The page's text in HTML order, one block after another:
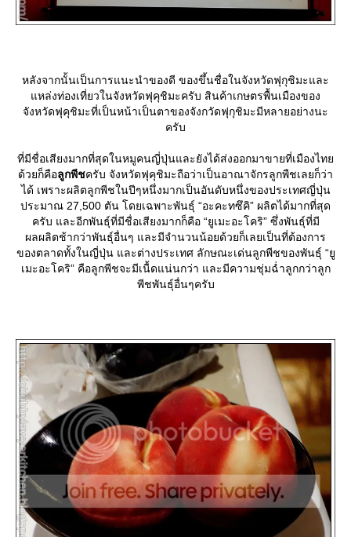
หลังจากนั้นเป็นการแนะนำของดี ของขึ้นชื่อในจังหวัดฟุกุชิมะและ
หล่งท่องเที่ยวในจังหวัดฟุคุชิมะครับ สินค้าเกษตรพื้นเมืองของ
จังหวัดฟุคุชิมะที่เป็นหน้าเป็นตาของจังกวัดฟุกุชิมะมีหลายอย่างนะ
ครับ
ที่มีชื่อเสียงมากที่สุดในหมูคนญี่ปุ่นและยังได้ส่งออกมาขายที่เมืองไท
ด้วยก็คือลูกพีชครับ จังหวัดฟุคุชิมะถือว่าเป็นอาณาจักรลูกพืชเลยก็ว่า
ได้ เพราะผลิตลูกพีชในปีๆหนึ่งมากเป็นอันดับหนึ่งของประเทศญี่ปุ่น
ประมาณ 27,500 ตัน โดยเฉพาะพันธุ์ “อะคะทซึคิ” ผลิตได้มากที่สุด
ครับ และอีกพันธุ์ที่มีชื่อเสียงมากก็คือ “ยูเมะอะโคริ” ซึ่งพันธุ์ที่มี
ผลผลิตช้ากว่าพันธุ์อื่นๆ และมีจำนวนน้อยด้วยก็เลยเป็นที่ต้องการ
ของตลาดทั้งในญี่ปุ่น และต่างประเทศ ลักษณะเด่นลูกพีชของพันธุ์ “ยู
เมะอะโคริ” คือลูกพีชจะมีเนื้ดแน่นกว่า และมีความชุ่มฉ่ำลูกกว่าลูก
พีชพันธุ์อื่นๆครับ